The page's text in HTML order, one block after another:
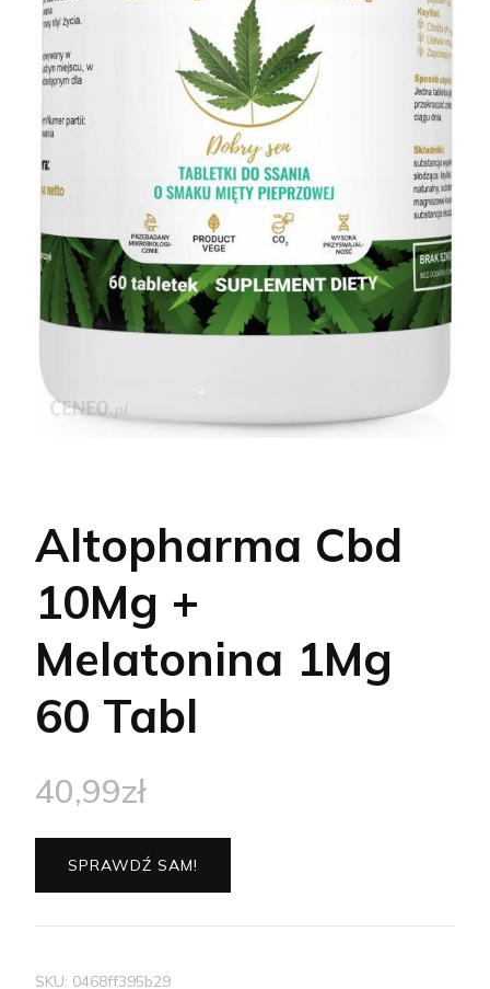
Altopharma Cbd
10Mg +
Melatonina 1Mg
60 Tabl
40,99zł
SPRAWDŹ SAM!
SKU: 0468ff395b29